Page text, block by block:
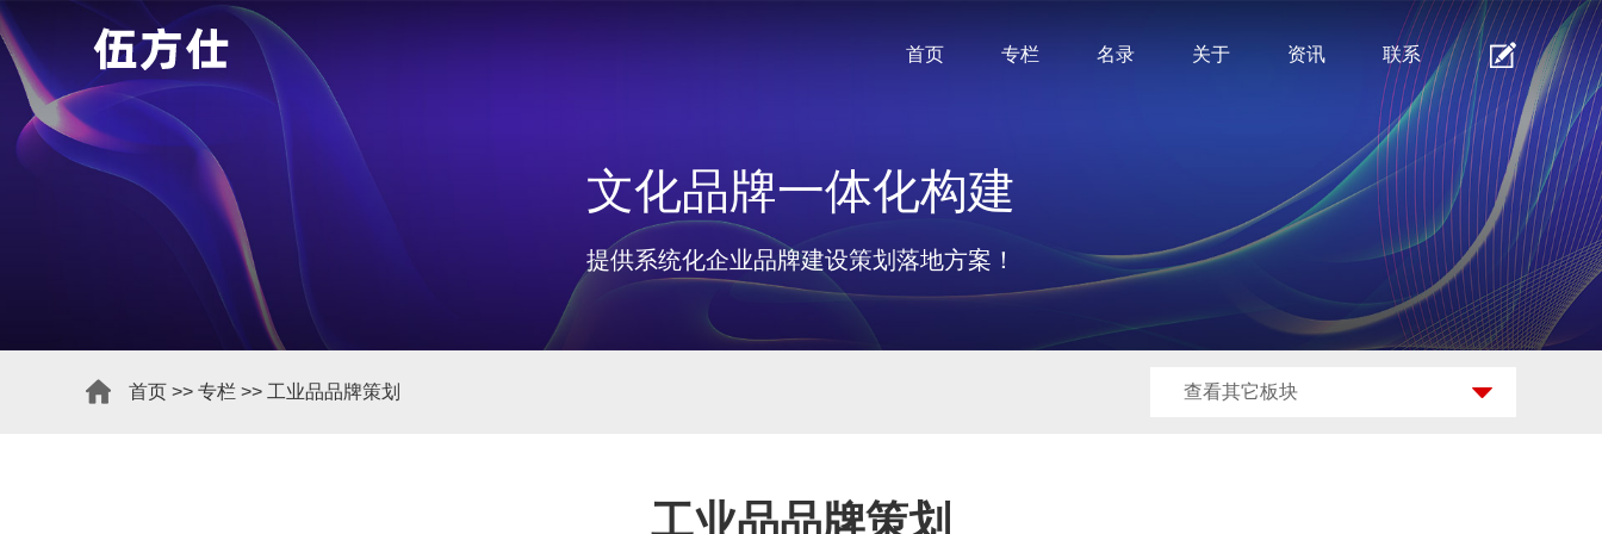
首页 专栏 名录 关于 资讯 联系
文化品牌一体化构建
提供系统化企业品牌建设策划落地方案！
首页 >> 专栏 >> 工业品品牌策划 查看其它板块
工业品品牌策划